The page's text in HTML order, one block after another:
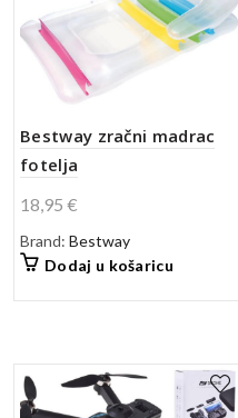
Bestway zračni madrac
fotelja
18,95€
Brand:Bestway
Dodaj u košaricu